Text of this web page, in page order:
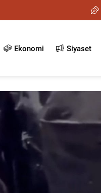
Ekonomi Siyaset